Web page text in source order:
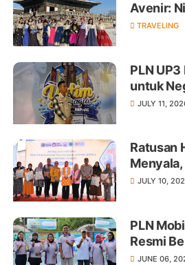
Avenir:
TRAVELING
PLN
untuk
JULY 11,
Ratusan
Menyala,
Hadirkan
JULY 10,
PLN
Resmi
Parepare
JUNE 06,